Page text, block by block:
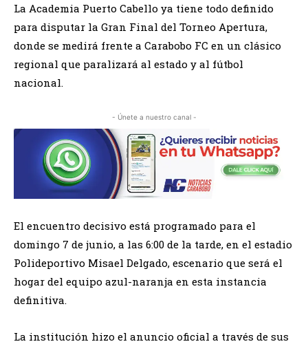
La Academia Puerto Cabello ya tiene todo definido
para disputar la Gran Final del Torneo Apertura,
donde se medirá frente a Carabobo FC en un clásico
regional que paralizará al estado y al fútbol
nacional.
- Únete a nuestro canal -
El encuentro decisivo está programado para el
domingo 7 de junio, a las 6:00 de la tarde, en el estadio
Polideportivo Misael Delgado, escenario que será el
hogar del equipo azul-naranja en esta instancia
definitiva.
La institución hizo el anuncio oficial a través de sus